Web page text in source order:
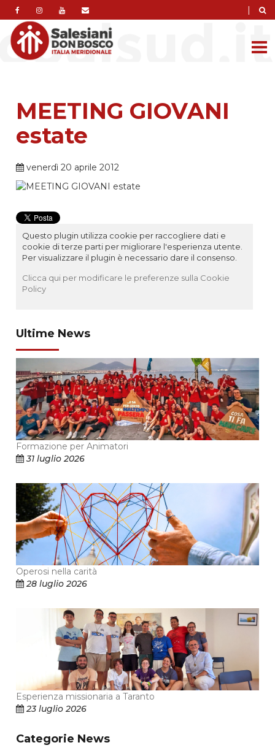
|
MEETING GIOVANI
estate
venerdì 20 aprile 2012
Questo plugin utilizza cookie per raccogliere dati e
cookie di terze parti per migliorare l'esperienza utente.
Per visualizzare il plugin è necessario dare il consenso.
Clicca qui per modificare le preferenze sulla Cookie
Policy
Ultime News
Formazione per Animatori
31 luglio 2026
Operosi nella carità
28 luglio 2026
Esperienza missionaria a Taranto
23 luglio 2026
Categorie News